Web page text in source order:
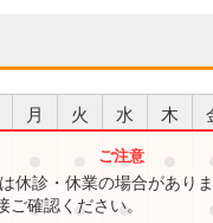
月 火 水 木
●
● ● ●
休診・休業の場合があり
ご確認ください。